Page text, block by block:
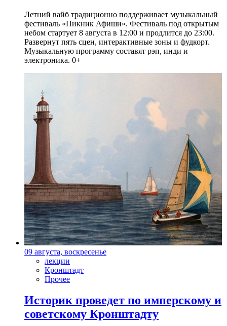
Летний вайб традиционно поддерживает музыкальный
фестиваль «Пикник Афиши». Фестиваль под открытым
небом стартует 8 августа в 12:00 и продлится до 23:00.
Развернут пять сцен, интерактивные зоны и фудкорт.
Музыкальную программу составят рэп, инди и
электроника. 0+
09 августа, воскресенье
лекции
Кронштадт
Прочее
Историк проведет по имперскому и
советскому Кронштадту